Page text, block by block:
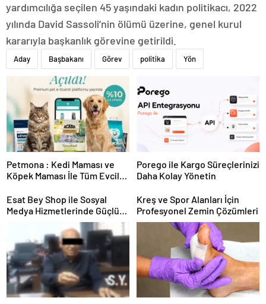
yardımcılığa seçilen 45 yaşındaki kadın politikacı, 2022
yılında David Sassoli’nin ölümü üzerine, genel kurul
kararıyla başkanlık görevine getirildi.
Aday Başbakanı Görev politika Yön
Petmona : Kedi Maması ve
Köpek Maması İle Tüm Evcil
Porego ile Kargo Süreçlerinizi
Daha Kolay Yönetin
Esat Bey Shop ile Sosyal
Medya Hizmetlerinde Güçlü
Kreş ve Spor Alanları İçin
Profesyonel Zemin Çözümleri